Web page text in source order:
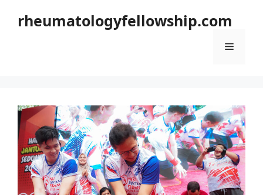
rheumatologyfellowship.com
Menu